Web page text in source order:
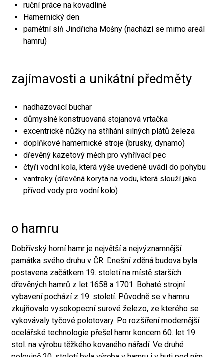
ruční práce na kovadlině
Hamernický den
pamětní síň Jindřicha Mošny (nachází se mimo areál
hamru)
zajímavosti a unikátní předměty
nadhazovací buchar
důmyslně konstruovaná stojanová vrtačka
excentrické nůžky na stříhání silných plátů železa
doplňkové hamernické stroje (brusky, dynamo)
dřevěný kazetový měch pro vyhřívací pec
čtyři vodní kola, která výše uvedené uvádí do pohybu
vantroky (dřevěná koryta na vodu, která slouží jako
přívod vody pro vodní kolo)
o hamru
Dobřívský horní hamr je největší a nejvýznamnější
památka svého druhu v ČR. Dnešní zděná budova byla
postavena začátkem 19. století na místě starších
dřevěných hamrů z let 1658 a 1701. Bohaté strojní
vybavení pochází z 19. století. Původně se v hamru
zkujňovalo vysokopecní surové železo, ze kterého se
vykovávaly tyčové polotovary. Po rozšíření modernější
ocelářské technologie přešel hamr koncem 60. let 19.
stol. na výrobu těžkého kovaného nářadí. Ve druhé